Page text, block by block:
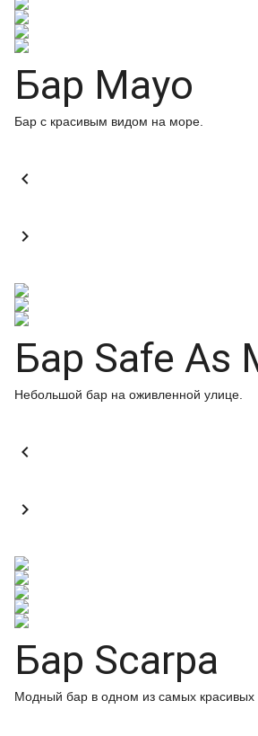
Бар Mayo
Бар с красивым видом на море.


Бар Safe As
Небольшой бар на оживленной улице.


Бар Scarpa
Модный бар в одном из самых красивых